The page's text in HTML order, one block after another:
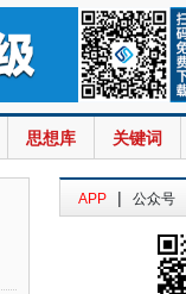
思想库 关键词
APP | 公众号